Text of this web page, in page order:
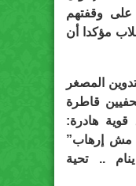
على وقفتهم
مؤكدا أن
المصغر
قاطرة
قوية هادرة:
مش إرهاب”
.. تحية